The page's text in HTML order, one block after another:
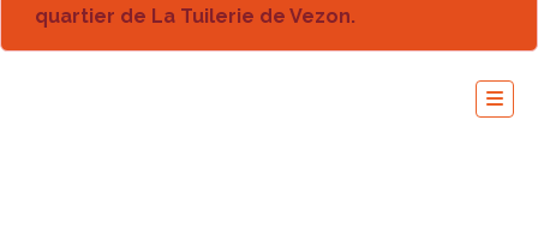
quartier de La Tuilerie de Vezon.